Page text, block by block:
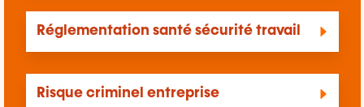
Réglementation santé sécurité travail
Risque criminel entreprise